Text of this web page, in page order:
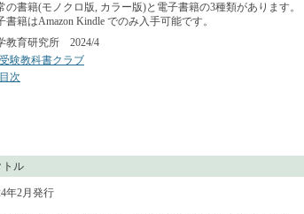
の書籍(モノクロ版, カラー版)と電子書籍の3種類があります。
書籍はAmazon Kindle でのみ入手可能です。
教育研究所 2024/4
受験教科書クラブ
目次
ル
年2月発行